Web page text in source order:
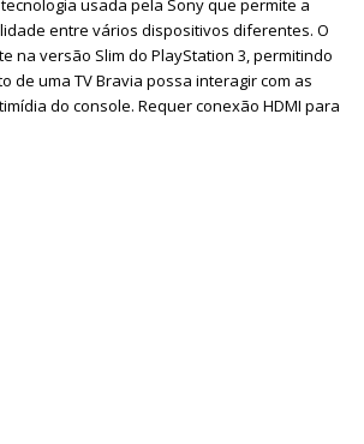
tecnologia usada pela Sony que permite a
entre vários dispositivos diferentes. O
na versão Slim do PlayStation 3, permitindo
de uma TV Bravia possa interagir com as
do console. Requer conexão HDMI para